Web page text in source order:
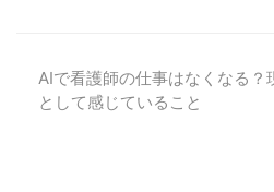
AIで看護師の仕事はなくなる？
として感じていること